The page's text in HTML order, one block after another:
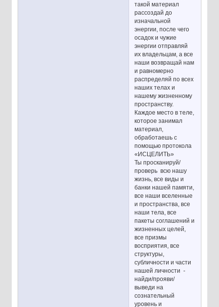
такой материал
рассоздай до
изначальной
энергии, после чего
осадок и чужие
энергии отправляй
их владельцам, а все
наши возвращай нам
и равномерно
распределяй по всех
наших телах и
нашему жизненному
пространству.
Каждое место в теле,
которое занимал
материал,
обработаешь с
помощью протокола
«ИСЦЕЛИТЬ»
Ты просканируй/
проверь всю нашу
жизнь, все виды и
банки нашей памяти,
все наши вселенные
и пространства, все
наши тела, все
пакеты соглашений и
жизненных целей,
все призмы
восприятия, все
структуры,
субличности и части
нашей личности -
найди/прояви/
выведи на
сознательный
уровень и